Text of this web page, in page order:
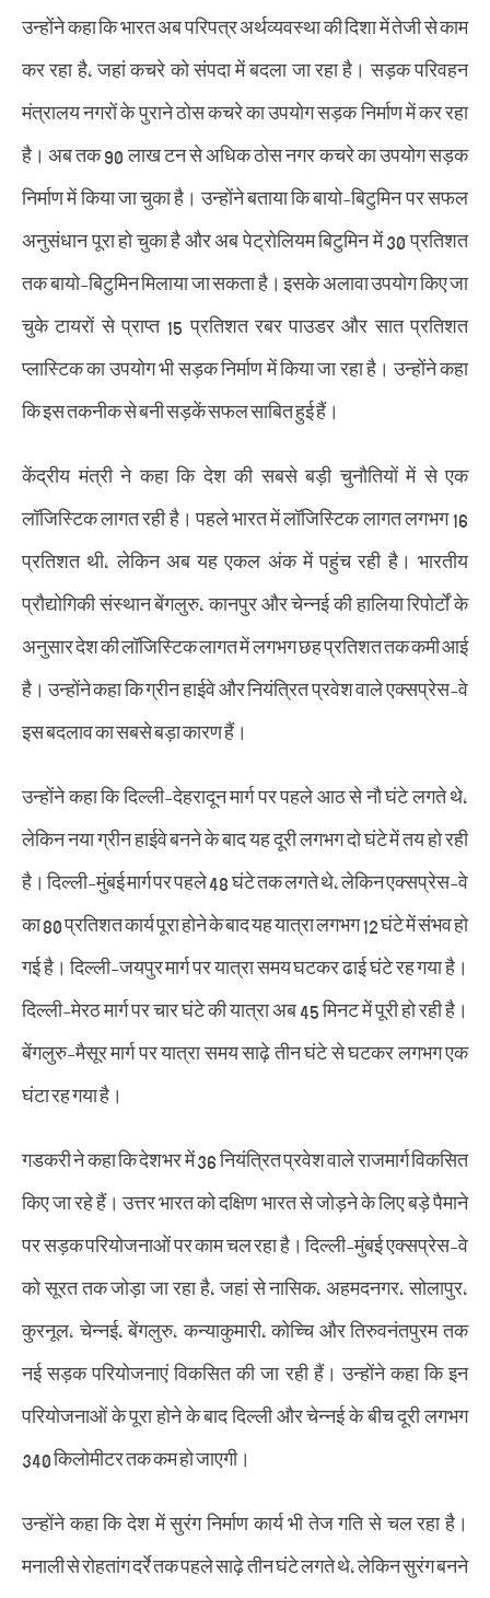
उन्होंने कहा कि भारत अब परिपत्र अर्थव्यवस्था की दिशा में तेजी से काम
कर रहा है, जहां कचरे को संपदा में बदला जा रहा है। सड़क परिवहन
मंत्रालय नगरों के पुराने ठोस कचरे का उपयोग सड़क निर्माण में कर रहा
है। अब तक 90 लाख टन से अधिक ठोस नगर कचरे का उपयोग सड़क
निर्माण में किया जा चुका है। उन्होंने बताया कि बायो-बिटुमिन पर सफल
अनुसंधान पूरा हो चुका है और अब पेट्रोलियम बिटुमिन में 30 प्रतिशत
तक बायो-बिटुमिन मिलाया जा सकता है। इसके अलावा उपयोग किए जा
चुके टायरों से प्राप्त 15 प्रतिशत रबर पाउडर और सात प्रतिशत
प्लास्टिक का उपयोग भी सड़क निर्माण में किया जा रहा है। उन्होंने कहा
कि इस तकनीक से बनी सड़कें सफल साबित हुई हैं।
केंद्रीय मंत्री ने कहा कि देश की सबसे बड़ी चुनौतियों में से एक
लॉजिस्टिक लागत रही है। पहले भारत में लॉजिस्टिक लागत लगभग 16
प्रतिशत थी, लेकिन अब यह एकल अंक में पहुंच रही है। भारतीय
प्रौद्योगिकी संस्थान बेंगलुरु, कानपुर और चेन्नई की हालिया रिपोर्टों के
अनुसार देश की लॉजिस्टिक लागत में लगभग छह प्रतिशत तक कमी आई
है। उन्होंने कहा कि ग्रीन हाईवे और नियंत्रित प्रवेश वाले एक्सप्रेस-वे
इस बदलाव का सबसे बड़ा कारण हैं।
उन्होंने कहा कि दिल्ली-देहरादून मार्ग पर पहले आठ से नौ घंटे लगते थे,
लेकिन नया ग्रीन हाईवे बनने के बाद यह दूरी लगभग दो घंटे में तय हो रही
है। दिल्ली-मुंबई मार्ग पर पहले 48 घंटे तक लगते थे, लेकिन एक्सप्रेस-वे
का 80 प्रतिशत कार्य पूरा होने के बाद यह यात्रा लगभग 12 घंटे में संभव हो
गई है। दिल्ली-जयपुर मार्ग पर यात्रा समय घटकर ढाई घंटे रह गया है।
दिल्ली-मेरठ मार्ग पर चार घंटे की यात्रा अब 45 मिनट में पूरी हो रही है।
बेंगलुरु-मैसूर मार्ग पर यात्रा समय साढ़े तीन घंटे से घटकर लगभग एक
घंटा रह गया है।
गडकरी ने कहा कि देशभर में 36 नियंत्रित प्रवेश वाले राजमार्ग विकसित
किए जा रहे हैं। उत्तर भारत को दक्षिण भारत से जोड़ने के लिए बड़े पैमाने
पर सड़क परियोजनाओं पर काम चल रहा है। दिल्ली-मुंबई एक्सप्रेस-वे
को सूरत तक जोड़ा जा रहा है, जहां से नासिक, अहमदनगर, सोलापुर,
कुरनूल, चेन्नई, बेंगलुरु, कन्याकुमारी, कोच्चि और तिरुवनंतपुरम तक
नई सड़क परियोजनाएं विकसित की जा रही हैं। उन्होंने कहा कि इन
परियोजनाओं के पूरा होने के बाद दिल्ली और चेन्नई के बीच दूरी लगभग
340 किलोमीटर तक कम हो जाएगी।
उन्होंने कहा कि देश में सुरंग निर्माण कार्य भी तेज गति से चल रहा है।
मनाली से रोहतांग दर्रे तक पहले साढ़े तीन घंटे लगते थे, लेकिन सुरंग बनने